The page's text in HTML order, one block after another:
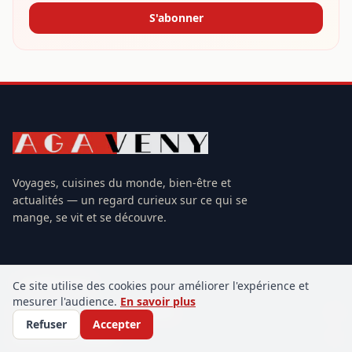
S'abonner
Voyages, cuisines du monde, bien-être et
actualités — un regard curieux sur ce qui se
mange, se vit et se découvre.
RUBRIQUES
Histoires et cultures culinaires
Recettes du monde
Ce site utilise des cookies pour améliorer l'expérience et
mesurer l'audience. En savoir plus
Refuser
Accepter